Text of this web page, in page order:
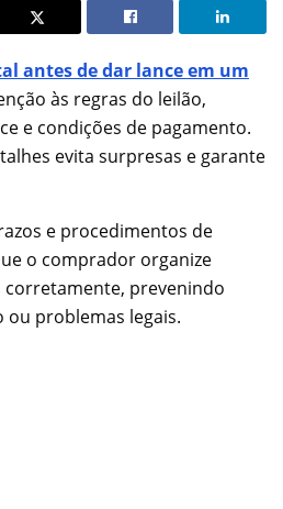
antes de dar lance em um
às regras do leilão,
e condições de pagamento.
evita surpresas e garante
e procedimentos de
o comprador organize
prevenindo
ou problemas legais.